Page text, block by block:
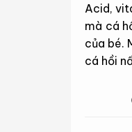
Acid,
mà cá
của bé.
cá hồi